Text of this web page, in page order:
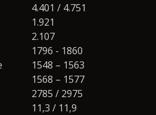
4.401 / 4.751
1.921
2.107
1796 - 1860
1548 – 1563
1568 – 1577
2785 / 2975
11,3 / 11,9